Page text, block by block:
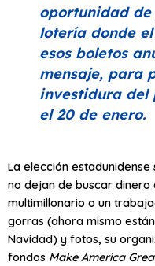
oportunidad
lotería donde
esos boletos
mensaje, para
investidura del
el 20 de enero.
La elección
no dejan de buscar dinero
multimillonario o un
gorras (ahora mismo
Navidad) y fotos, su
fondos Make America